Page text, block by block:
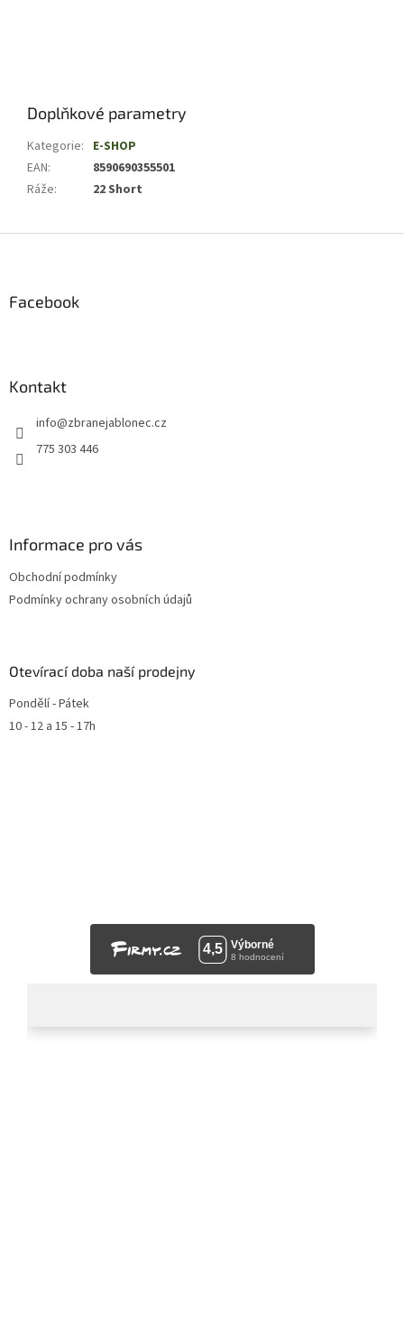
Doplňkové parametry
Kategorie: E-SHOP
EAN:
8590690355501
Ráže: 22 Short
Facebook
Kontakt
info@zbranejablonec.cz
775 303 446
Informace pro vás
Obchodní podmínky
Podmínky ochrany osobních údajů
Otevírací doba naší prodejny
Pondělí - Pátek
10 - 12 a 15 - 17h